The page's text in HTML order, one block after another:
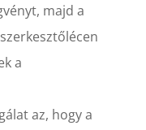
majd a
a
az, hogy a